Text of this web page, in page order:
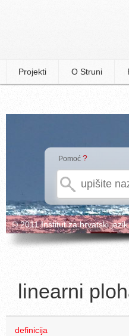
Projekti O Struni
Pomoć ?
© 2011 Institut za hrvatski
linearni
definicija